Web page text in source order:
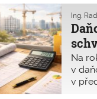
z
v
beze
Ing.
Na
v
v